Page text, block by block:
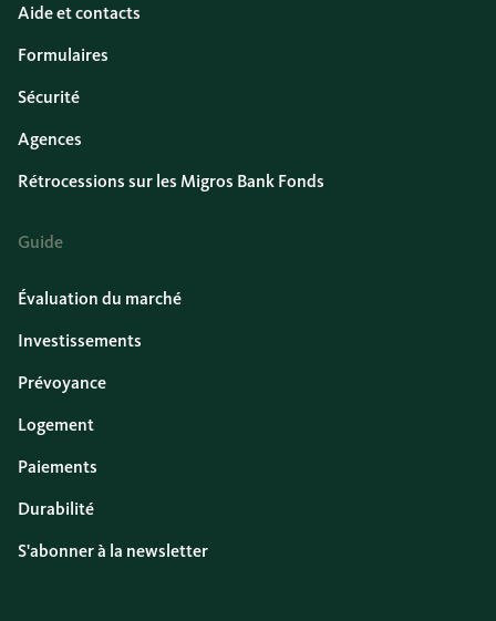
Aide et contacts
Formulaires
Sécurité
Agences
Rétrocessions sur les Migros Bank Fonds
Guide
Évaluation du marché
Investissements
Prévoyance
Logement
Paiements
Durabilité
S'abonner à la newsletter